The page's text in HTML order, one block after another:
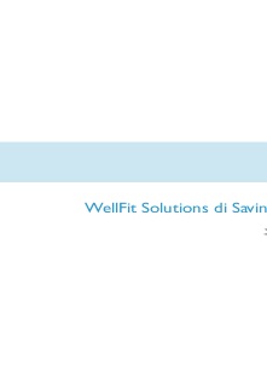
WellFit Solutions di